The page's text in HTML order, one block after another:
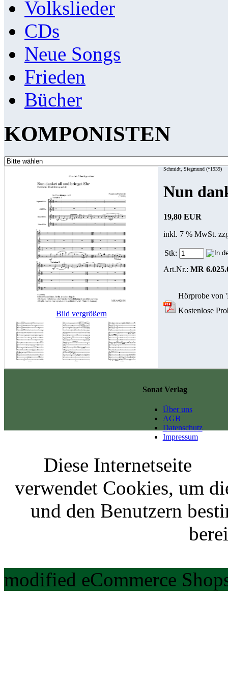
Volkslieder
CDs
Neue Songs
Frieden
Bücher
KOMPONISTEN
Bild vergrößern
Schmidt, Siegmund (*1939)
Nun
19,80 EUR
inkl. 7 % MwSt.
Stk:
Art.Nr.: MR
Hörprobe von
Kostenlose
Sonat Verlag
Über uns
AGB
Datenschutz
Impressum
Diese Internetseite
verwendet Cookies, um
und den Benutzern
modified eCommerce